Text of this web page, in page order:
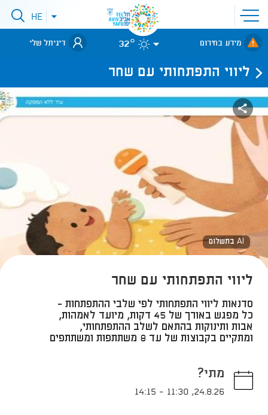
פתיחת
תפריט
אתר
לאתר עיריית
תל-אביב
פתיחתHE
מידע בחירום 32° דיגיתל שלי
ליווי התפתחותי עם שחר
AI בתשלום
ליווי התפתחותי עם שחר
סדנאות ליווי התפתחותי לפי שלבי ההתפתחות -
כל מפגש באורך של 45 דקות, מיועד לאמהות,
אבות ותינוקות בהתאם לשלב ההתפתחותי,
ומתקיים בקבוצות של עד 8 משתתפות ומשתתפים
מתי?
24.8.26
,
11:30
-
14:15